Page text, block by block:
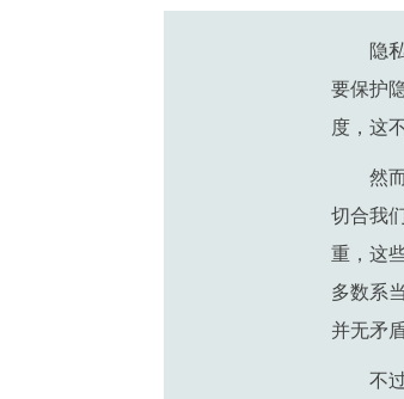
隐
要保护
度，这
然
切合我
重，这
多数系
并无矛
不